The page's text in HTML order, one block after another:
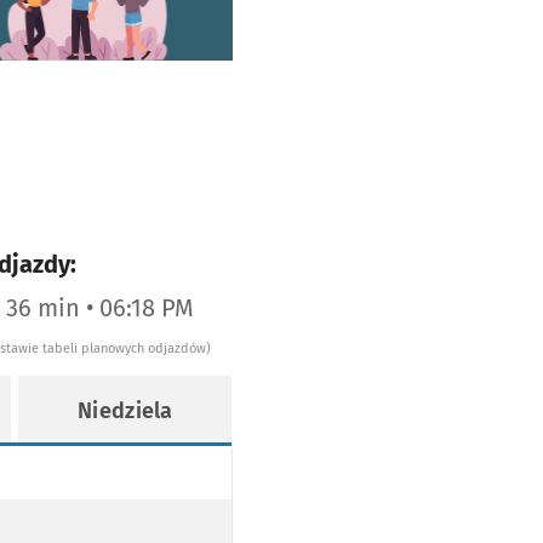
min • 06:18 PM
tabeli planowych odjazdów)
Niedziela
BUKOWINĘ, BĄKOW, ŁOZINĘ, TOKARY, SIEDLEC
BUKOWINĘ, BĄKOW, ŁOZINĘ, TOKARY, SIEDLEC